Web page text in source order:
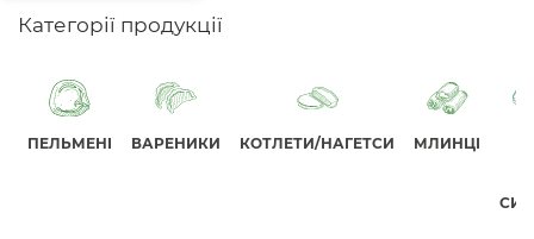
Категорії продукції
ПЕЛЬМЕНІ ВАРЕНИКИ КОТЛЕТИ/НАГЕТСИ МЛИНЦІ